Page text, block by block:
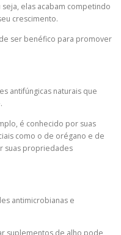
elas acabam competindo
crescimento.
ser benéfico para promover
antifúngicas naturais que
é conhecido por suas
como o de orégano e de
suas propriedades
antimicrobianas e